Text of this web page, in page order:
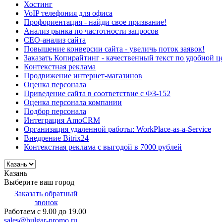
Хостинг
VoIP телефония для офиса
Профориентация - найди свое призвание!
Анализ рынка по частотности запросов
СЕО-анализ сайта
Повышение конверсии сайта - увеличь поток заявок!
Заказать Копирайтинг - качественный текст по удобной
Контекстная реклама
Продвижение интернет-магазинов
Оценка персонала
Приведение сайта в соответствие с ФЗ-152
Оценка персонала компании
Подбор персонала
Интеграция AmoCRM
Организация удаленной работы: WorkPlace-as-a-Service
Внедрение Bitrix24
Контекстная реклама с выгодой в 7000 рублей
Казань
Выберите ваш город
Заказать обратный
звонок
Работаем с 9.00 до 19.00
sales@bulgar-promo.ru